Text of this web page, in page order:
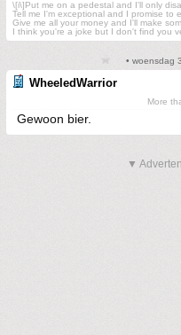
\[i\]Put me on a pedestal and I'll only
Tell me I'm exceptional and I promise to
Give me all your money and I'll make
I think you're a joke but I don't find you
• woensdag
WheeledWarrior
More
Gewoon bier.
▼